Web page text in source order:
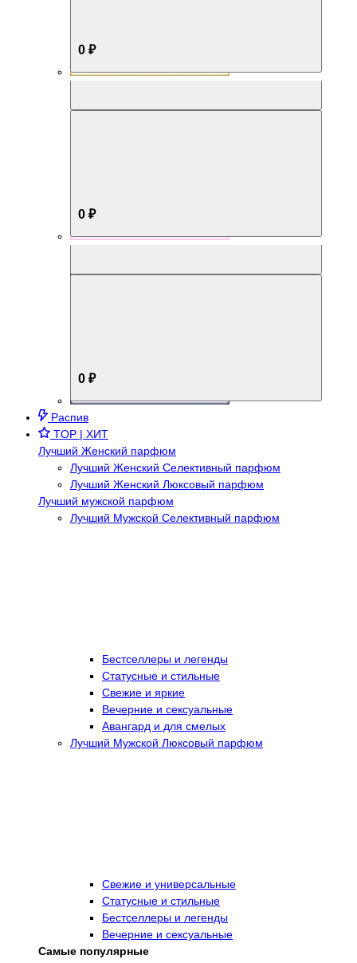
0 ₽
0 ₽
0 ₽
Распив
TOP | ХИТ
Лучший Женский парфюм
Лучший Женский Селективный парфюм
Лучший Женский Люксовый парфюм
Лучший мужской парфюм
Лучший Мужской Селективный парфюм
Бестселлеры и легенды
Статусные и стильные
Свежие и яркие
Вечерние и сексуальные
Авангард и для смелых
Лучший Мужской Люксовый парфюм
Свежие и универсальные
Статусные и стильные
Бестселлеры и легенды
Вечерние и сексуальные
Самые популярные